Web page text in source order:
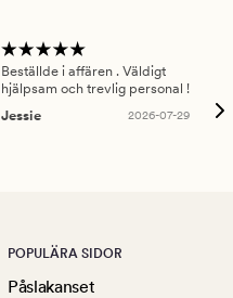
Beställde i affären . Väldigt
hjälpsam och trevlig personal !
Jessie
2026-07-29
POPULÄRA SIDOR
Påslakanset